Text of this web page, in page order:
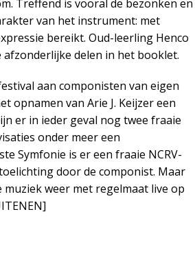
Treffend is vooral de bezonken en
van het instrument: met
bereikt. Oud-leerling Henco
delen in het booklet.
aan componisten van eigen
opnamen van Arie J. Keijzer een
er in ieder geval nog twee fraaie
onder meer een
Symfonie is er een fraaie NCRV-
door de componist. Maar
weer met regelmaat live op